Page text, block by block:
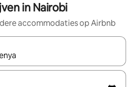
in Nairobi
accommodaties op Airbnb
beschikbaar zijn, maak je een keuze